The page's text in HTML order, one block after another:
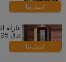
اتصل بنا
عازلة
تدق 25 مم الصلبة
اتصل بنا